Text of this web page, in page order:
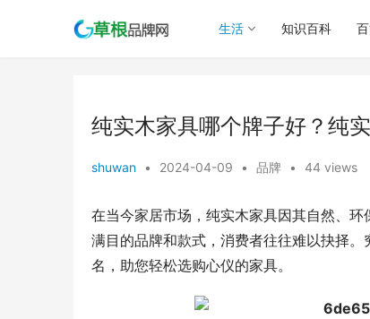
生活 知识百科
纯实木家具哪个牌子好？纯
shuwan • 2024-04-09 • 品牌 • 44 views
在当今家居市场，纯实木家具因其自然、
满目的品牌和款式，消费者往往难以抉择
名，助您轻松选购心仪的家具。